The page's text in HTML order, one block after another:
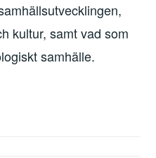
kultur, samt vad som
samhälle.